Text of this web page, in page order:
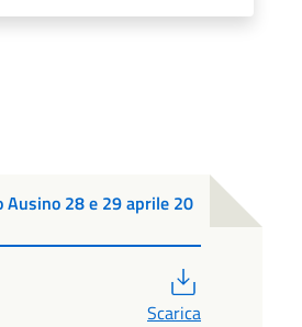
Ausino 28 e 29 aprile 20
Scarica